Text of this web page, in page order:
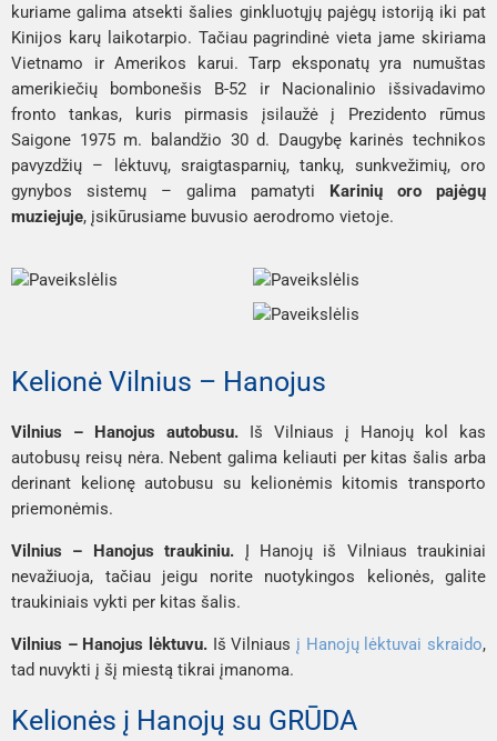
kuriame galima atsekti šalies ginkluotųjų pajėgų istoriją iki pat
Kinijos karų laikotarpio. Tačiau pagrindinė vieta jame skiriama
Vietnamo ir Amerikos karui. Tarp eksponatų yra numuštas
amerikiečių bombonešis B-52 ir Nacionalinio išsivadavimo
fronto tankas, kuris pirmasis įsilaužė į Prezidento rūmus
Saigone 1975 m. balandžio 30 d. Daugybę karinės technikos
pavyzdžių – lėktuvų, sraigtasparnių, tankų, sunkvežimių, oro
gynybos sistemų – galima pamatyti Karinių oro pajėgų
muziejuje, įsikūrusiame buvusio aerodromo vietoje.
Kelionė Vilnius – Hanojus
Vilnius – Hanojus autobusu. Iš Vilniaus į Hanojų kol kas
autobusų reisų nėra. Nebent galima keliauti per kitas šalis arba
derinant kelionę autobusu su kelionėmis kitomis transporto
priemonėmis.
Vilnius – Hanojus traukiniu. Į Hanojų iš Vilniaus traukiniai
nevažiuoja, tačiau jeigu norite nuotykingos kelionės, galite
traukiniais vykti per kitas šalis.
Vilnius – Hanojus lėktuvu. Iš Vilniaus į Hanojų lėktuvai skraido,
tad nuvykti į šį miestą tikrai įmanoma.
Kelionės į Hanojų su GRŪDA